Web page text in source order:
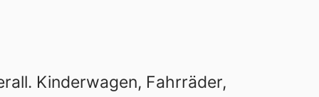
Kinderwagen, Fahrräder,